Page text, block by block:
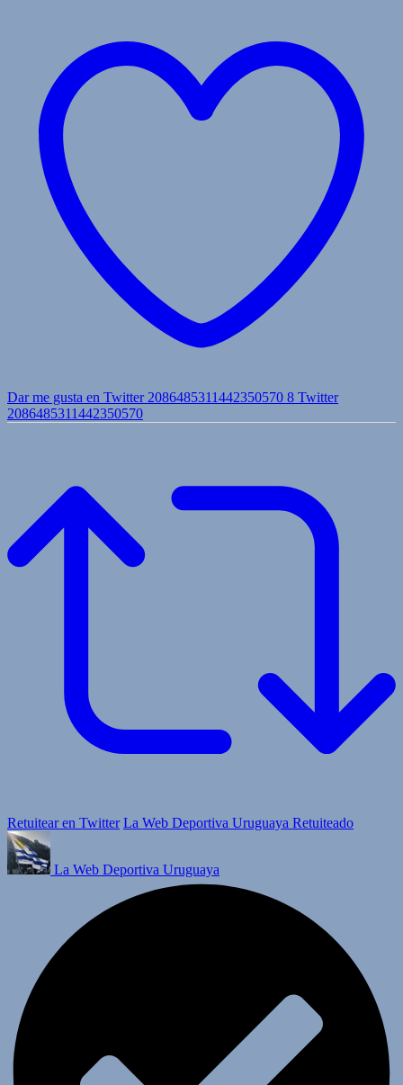
Dar me gusta en Twitter 2086485311442350570 8 Twitter
2086485311442350570
Retuitear en Twitter La Web Deportiva Uruguaya Retuiteado
La Web Deportiva Uruguaya